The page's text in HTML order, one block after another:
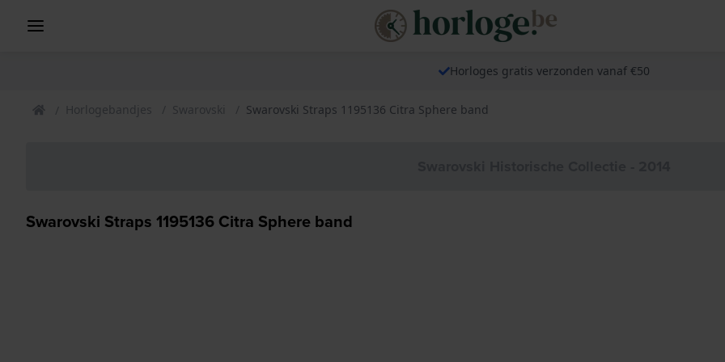
Horloges gratis verzonden vanaf €50
Horlogebandjes Swarovski Swarovski Straps 1195136 Citra Sphere band
Swarovski Straps 1195136 Citra Sphere band